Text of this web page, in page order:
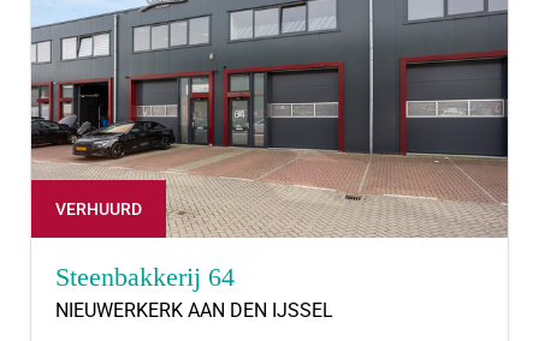
VERHUURD
Steenbakkerij 64
NIEUWERKERK AAN DEN IJSSEL